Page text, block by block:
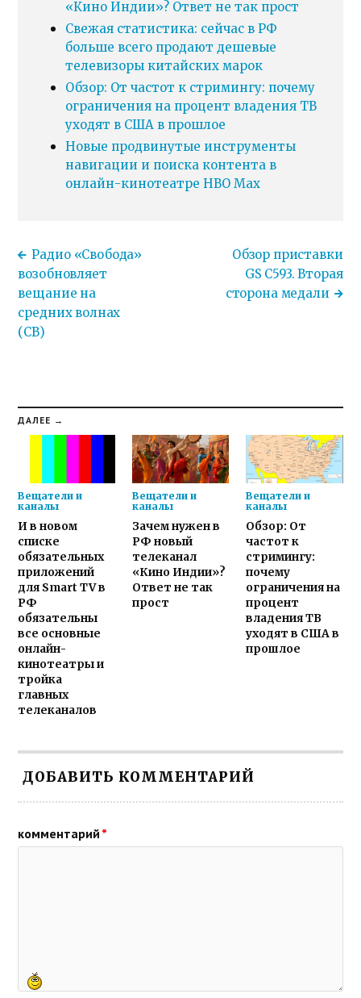
«Кино Индии»? Ответ не так прост
Свежая статистика: сейчас в РФ
больше всего продают дешевые
телевизоры китайских марок
Обзор: От частот к стримингу: почему
ограничения на процент владения ТВ
уходят в США в прошлое
Новые продвинутые инструменты
навигации и поиска контента в
онлайн-кинотеатре HBO Max
Радио «Свобода»
возобновляет
вещание на
средних волнах
(СВ)
Обзор приставки
GS C593. Вторая
сторона медали
ДАЛЕЕ →
Вещатели и
каналы
И в новом
списке
обязательных
приложений
для Smart TV в
РФ
обязательны
все основные
онлайн-
кинотеатры и
тройка
главных
телеканалов
Вещатели и
каналы
Зачем нужен в
РФ новый
телеканал
«Кино Индии»?
Ответ не так
прост
Вещатели и
каналы
Обзор: От
частот к
стримингу:
почему
ограничения на
процент
владения ТВ
уходят в США в
прошлое
ДОБАВИТЬ КОММЕНТАРИЙ
комментарий *